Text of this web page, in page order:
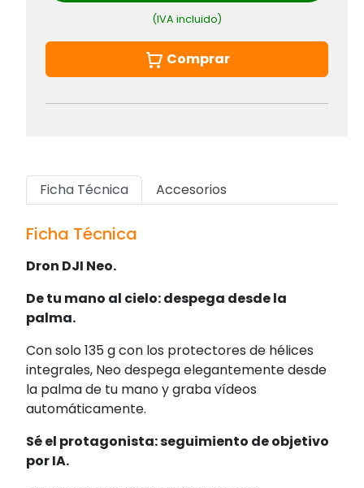
(IVA incluido)
Comprar
Ficha Técnica Accesorios
Ficha Técnica
Dron DJI Neo.
De tu mano al cielo: despega desde la
palma.
Con solo 135 g con los protectores de hélices
integrales, Neo despega elegantemente desde
la palma de tu mano y graba vídeos
automáticamente.
Sé el protagonista: seguimiento de objetivo
por IA.